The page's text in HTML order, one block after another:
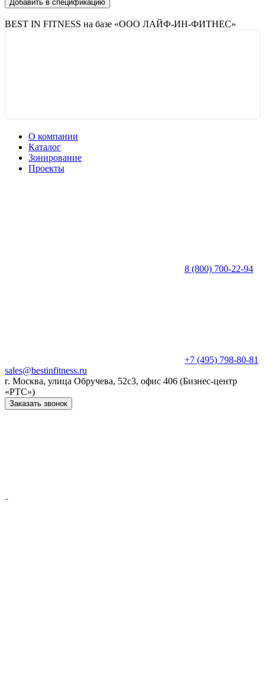
Добавить в спецификацию
BEST IN FITNESS на базе «ООО ЛАЙФ-ИН-ФИТНЕС»
О компании
Каталог
Зонирование
Проекты
8 (800) 700-22-94
+7 (495) 798-80-81
sales@bestinfitness.ru
г. Москва, улица Обручева, 52с3, офис 406 (Бизнес-центр
«РТС»)
Заказать звонок